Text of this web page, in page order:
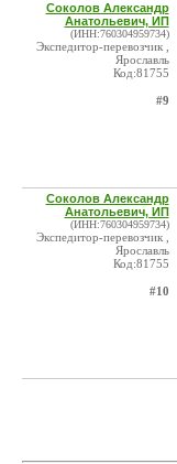
Соколов Александр
Анатольевич, ИП
(ИНН:760304959734)
Экспедитор-перевозчик ,
Ярославль
Код:81755
#9
Соколов Александр
Анатольевич, ИП
(ИНН:760304959734)
Экспедитор-перевозчик ,
Ярославль
Код:81755
#10